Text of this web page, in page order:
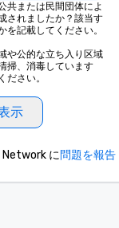
または民間団体によ
されましたか？該当す
記載してください。
や公的な立ち入り区域
掃、消毒しています
ださい。
示
Network に問題を報告